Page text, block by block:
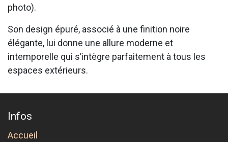
photo).
Son design épuré, associé à une finition noire
élégante, lui donne une allure moderne et
intemporelle qui s’intègre parfaitement à tous les
espaces extérieurs.
Infos
Accueil